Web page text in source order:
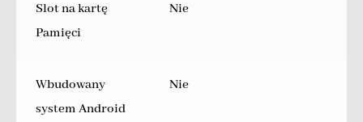
Slot na kartę
Pamięci
Nie
Wbudowany
system Android
Nie